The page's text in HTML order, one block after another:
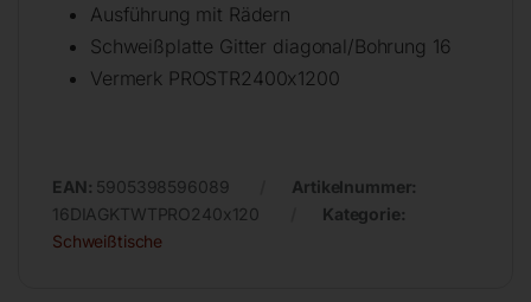
Ausführung mit Rädern
Schweißplatte Gitter diagonal/Bohrung 16
Vermerk PROSTR2400x1200
EAN: 5905398596089
Artikelnummer:
16DIAGKTWTPRO240x120
Kategorie:
Schweißtische